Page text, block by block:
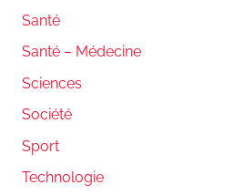
Santé
Santé – Médecine
Sciences
Société
Sport
Technologie